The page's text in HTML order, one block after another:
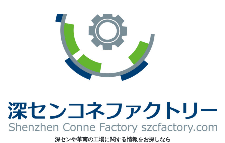
深センや華南の工場に関する情報をお探しなら